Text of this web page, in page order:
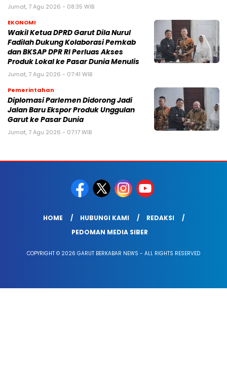
Jumat, 7 Agu 2026 - 08:35 WIB
EKONOMI
Wakil Ketua DPRD Garut Dila Nurul
Fadilah Dukung Kolaborasi Pemkab
dan BKSAP DPR RI Perluas Akses
Produk Lokal ke Pasar Dunia Menulis
Jumat, 7 Agu 2026 - 07:41 WIB
Pemerintahan
Diplomasi Parlemen Didorong Jadi
Jalan Baru Ekspor Produk Unggulan
Garut ke Pasar Dunia
Jumat, 7 Agu 2026 - 07:17 WIB
HOME HUBUNGI KAMI
REDAKSI
PEDOMAN MEDIA SIBER
COPYRIGHT © 2026 GARUT BERKABAR NEWS - ALL RIGHTS RESERVED